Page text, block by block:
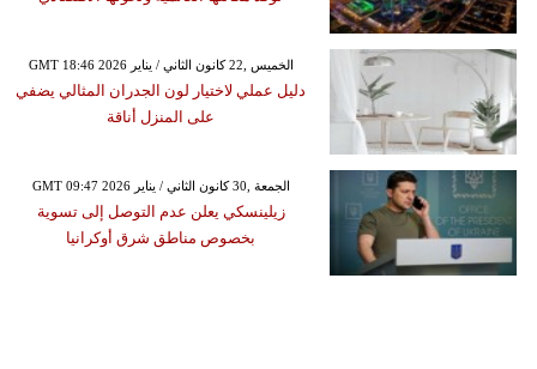
GMT 18:46 2026 الخميس ,22 كانون الثاني / يناير
دليل عملي لاختيار لون الجدران المثالي يضفي
على المنزل أناقة
GMT 09:47 2026 الجمعة ,30 كانون الثاني / يناير
زيلينسكي يعلن عدم التوصل إلى تسوية
بخصوص مناطق شرق أوكرانيا